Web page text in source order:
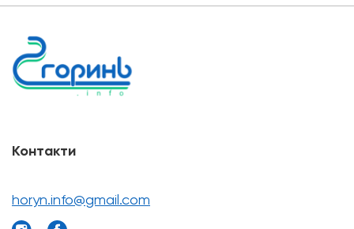
Контакти
horyn.info@gmail.com